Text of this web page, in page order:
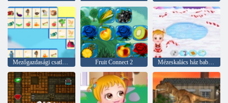
Mezőgazdasági csatlakozás Fruit Connect 2 Mézeskalács ház baba Hazel